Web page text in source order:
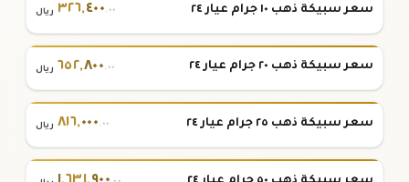
سعر سبيكة ذهب ١٠ جرام عيار ٢٤ ٣٢٦,٤٠٠.٠٠ ريال
سعر سبيكة ذهب ٢٠ جرام عيار ٢٤ ٦٥٢,٨٠٠.٠٠ ريال
سعر سبيكة ذهب ٢٥ جرام عيار ٢٤ ٨١٦,٠٠٠.٠٠ ريال